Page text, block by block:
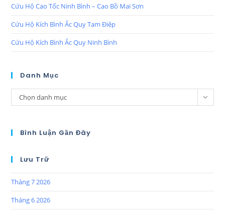
Cứu Hộ Cao Tốc Ninh Bình – Cao Bồ Mai Sơn
Cứu Hộ Kích Bình Ắc Quy Tam Điệp
Cứu Hộ Kích Bình Ắc Quy Ninh Bình
Danh Mục
Chọn danh mục
Bình Luận Gần Đây
Lưu Trữ
Tháng 7 2026
Tháng 6 2026